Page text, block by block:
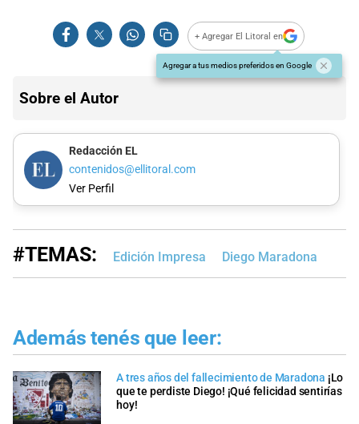
+ Agregar El Litoral en
Agregar a tus medios preferidos en Google
Sobre el Autor
Redacción EL
contenidos@ellitoral.com
Ver Perfil
#TEMAS: Edición Impresa Diego Maradona
Además tenés que leer:
A tres años del fallecimiento de Maradona ¡Lo
que te perdiste Diego! ¡Qué felicidad sentirías
hoy!